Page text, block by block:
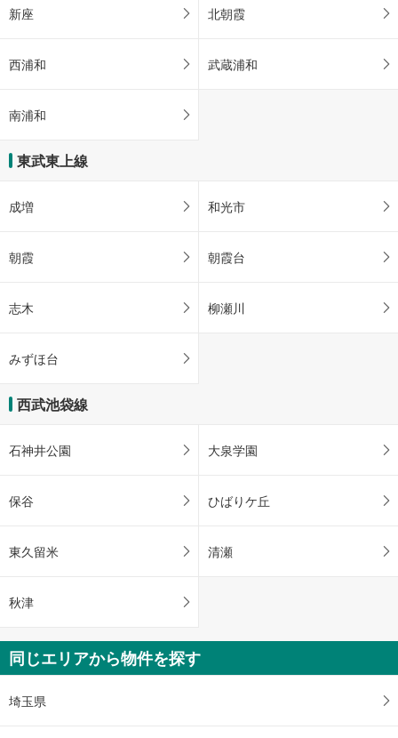
新座 北朝霞
西浦和 武蔵浦和
南浦和
東武東上線
成増 和光市
朝霞 朝霞台
志木 柳瀬川
みずほ台
西武池袋線
石神井公園 大泉学園
保谷 ひばりケ丘
東久留米 清瀬
秋津
同じエリアから物件を探す
埼玉県